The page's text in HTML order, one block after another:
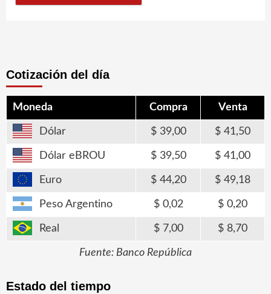
Cotización del día
Moneda Compra Venta
Dólar 39,00 41,50
Dólar eBROU 39,50 41,00
Euro 44,20 49,18
Peso Argentino 0,02 0,20
Real 7,00 8,70
Fuente: Banco República
Estado del tiempo